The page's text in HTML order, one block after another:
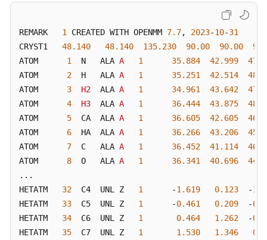
配
体
配
体
文
件
REMARK 1 CREATED WITH OPENMM 7.7, 2023-10-31
CRYST1 48.140 48.140 135.230 90.00 90.00
ATOM 1
  N   ALA
A 1 35.884 42.999
ATOM 2
  H   ALA
A 1 35.251 42.514
ATOM 3 H2
  ALA
A 1 34.961 43.642
ATOM 4 H3
  ALA
A 1 36.444 43.875
ATOM 5
  CA  ALA
A 1 36.605 42.605
ATOM 6
  HA  ALA
A 1 36.266 43.206
ATOM 7
  C   ALA
A 1 36.452 41.114
ATOM 8
  O   ALA
A 1 36.341 40.696
...
HETATM 32
  C4  UNL Z
1
      -
1.619 0.123
  -
HETATM 33
  C5  UNL Z
1
      -
0.461 0.209
  -
HETATM 34
  C6  UNL Z
1 0.464 1.262
  -
HETATM 35
  C7  UNL Z
1 1.530 1.346